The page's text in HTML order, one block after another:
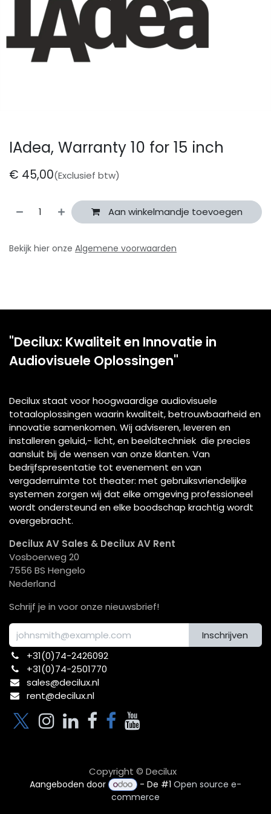
IAdea, Warranty 10 for 15 inch
€ 45,00(Exclusief btw)
Aan winkelmandje toevoegen
Bekijk hier onze Algemene voorwaarden
"Decilux: Kwaliteit en Innovatie in
Audiovisuele Oplossingen"
Decilux staat voor hoogwaardige audiovisuele
totaaloplossingen waarin kwaliteit, betrouwbaarheid en
innovatie samenkomen. Wij adviseren, leveren en
installeren geluid,- licht, en beeldtechniek die precies
aansluit bij de wensen van onze klanten. Van
bedrijfspresentatie tot evenement en van
vergaderruimte tot theater: met gebruiksvriendelijke
systemen zorgen wij dat elke omgeving professioneel
wordt ondersteund en elke boodschap krachtig wordt
overgebracht.
Decilux AV Sales & Decilux AV Rent
Vosboerweg 20
7556 BS Hengelo
Nederland
Schrijf je in voor onze nieuwsbrief!
Inschrijven
+31(0)74-2426092​
+31(0)74-2501770
sales@decilux.nl
rent@decilux.nl
Copyright © Decilux
Aangeboden door - De #1Open source e-
commerce